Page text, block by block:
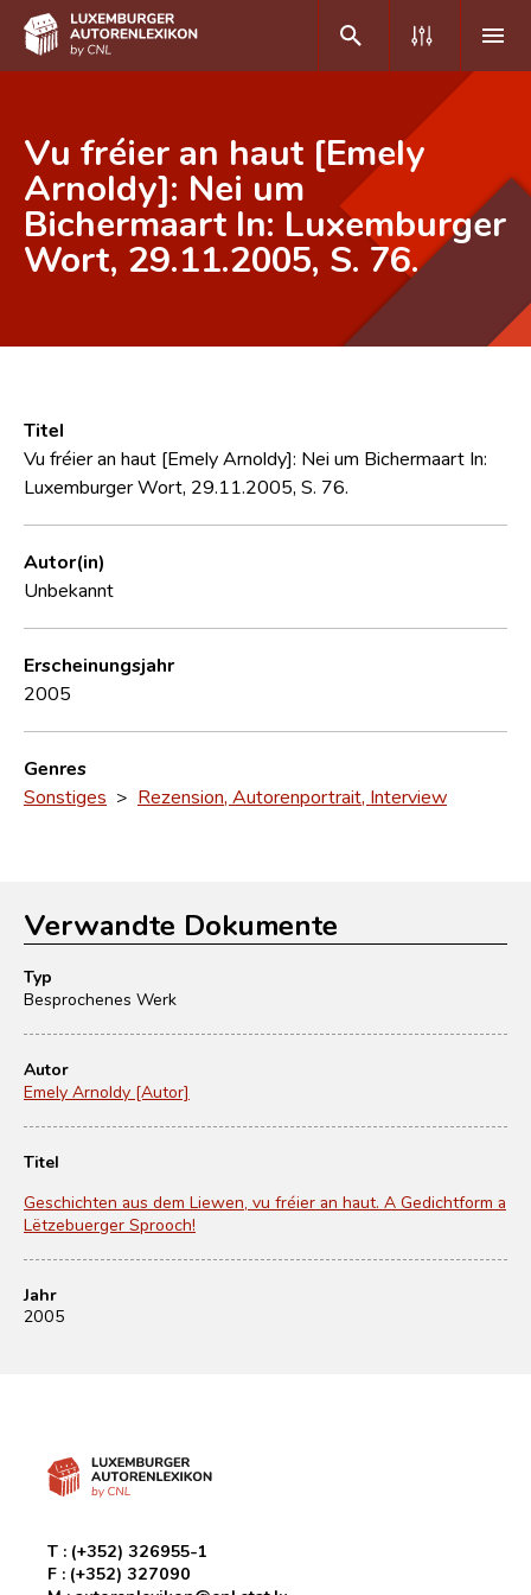
DE FR
Home
Autor(inn)en A-Z
Forschungsgruppe
Vu fréier an haut [Emely
Arnoldy]: Nei um
Bichermaart In: Luxemburger
Wort, 29.11.2005, S. 76.
Titel
Vu fréier an haut [Emely Arnoldy]: Nei um Bichermaart In:
Luxemburger Wort, 29.11.2005, S. 76.
Autor(in)
Unbekannt
Erscheinungsjahr
2005
Genres
Sonstiges > Rezension, Autorenportrait, Interview
Verwandte Dokumente
Typ
Besprochenes Werk
Autor
Emely Arnoldy [Autor]
Titel
Geschichten aus dem Liewen, vu fréier an haut. A Gedichtform a
Lëtzebuerger Sprooch!
Jahr
2005
T : (+352) 326955-1
F : (+352) 327090